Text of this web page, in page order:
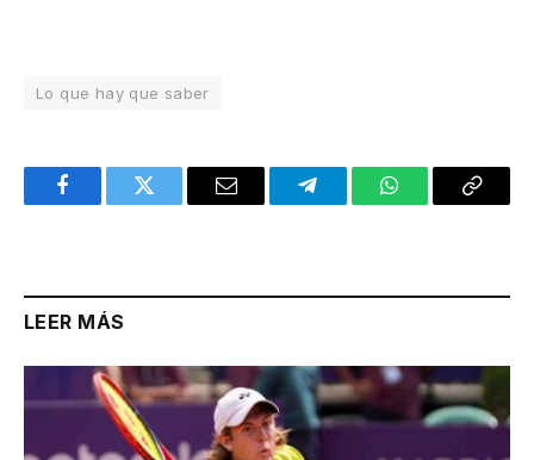
Lo que hay que saber
FacebookTwitter Email TelegramWhatsAppCopy
LEER MÁS